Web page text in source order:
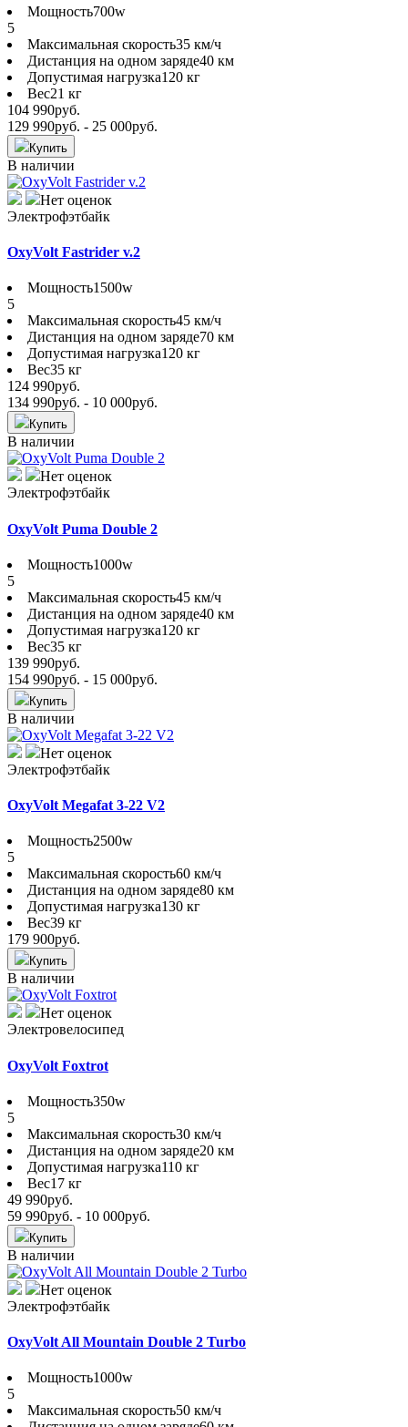
Мощность700w
5
Максимальная скорость35 км/ч
Дистанция на одном заряде40 км
Допустимая нагрузка120 кг
Вес21 кг
104 990руб.
129 990руб. - 25 000руб.
Купить
В наличии
Нет оценок
Электрофэтбайк
OxyVolt Fastrider v.2
Мощность1500w
5
Максимальная скорость45 км/ч
Дистанция на одном заряде70 км
Допустимая нагрузка120 кг
Вес35 кг
124 990руб.
134 990руб. - 10 000руб.
Купить
В наличии
Нет оценок
Электрофэтбайк
OxyVolt Puma Double 2
Мощность1000w
5
Максимальная скорость45 км/ч
Дистанция на одном заряде40 км
Допустимая нагрузка120 кг
Вес35 кг
139 990руб.
154 990руб. - 15 000руб.
Купить
В наличии
Нет оценок
Электрофэтбайк
OxyVolt Megafat 3-22 V2
Мощность2500w
5
Максимальная скорость60 км/ч
Дистанция на одном заряде80 км
Допустимая нагрузка130 кг
Вес39 кг
179 900руб.
Купить
В наличии
Нет оценок
Электровелосипед
OxyVolt Foxtrot
Мощность350w
5
Максимальная скорость30 км/ч
Дистанция на одном заряде20 км
Допустимая нагрузка110 кг
Вес17 кг
49 990руб.
59 990руб. - 10 000руб.
Купить
В наличии
Нет оценок
Электрофэтбайк
OxyVolt All Mountain Double 2 Turbo
Мощность1000w
5
Максимальная скорость50 км/ч